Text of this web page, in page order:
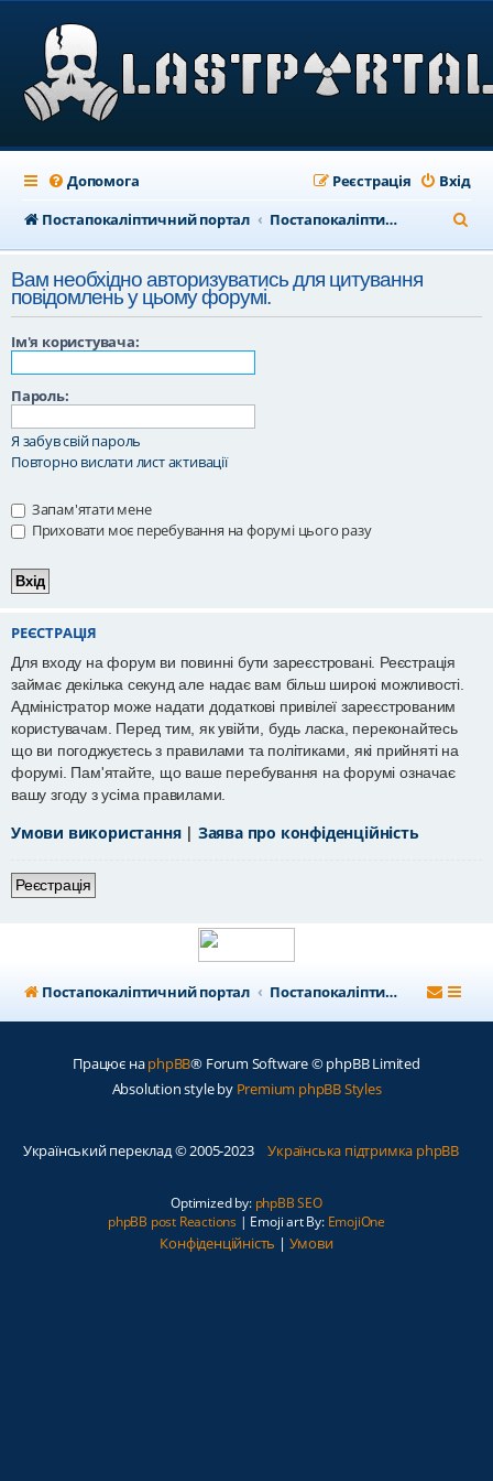
Допомога Вхід
Реєстрація
Постапокаліптичний портал
Постапокаліптичний форум
о
у
Вам необхідно авторизуватись для цитування
повідомлень у цьому форумі.
Ім'я користувача:
Пароль:
Я забув свій пароль
Повторно вислати лист активації
Запам'ятати мене
Приховати моє перебування на форумі цього разу
РЕЄСТРАЦІЯ
Для входу на форум ви повинні бути зареєстровані. Реєстрація
займає декілька секунд але надає вам більш широкі можливості.
Адміністратор може надати додаткові привілеї зареєстрованим
користувачам. Перед тим, як увійти, будь ласка, переконайтесь
що ви погоджуєтесь з правилами та політиками, які прийняті на
форумі. Пам'ятайте, що ваше перебування на форумі означає
вашу згоду з усіма правилами.
Умови використання| Заява про конфіденційність
Реєстрація
Постапокаліптичний портал Постапокаліптичний форум
Працює наphpBB® Forum Software © phpBB Limited
Absolution style by Premium phpBB Styles
Український переклад © 2005-2023 Українська підтримка phpBB
Optimized by: phpBB SEO
phpBB post Reactions| Emoji art By: EmojiOne
Конфіденційність | Умови